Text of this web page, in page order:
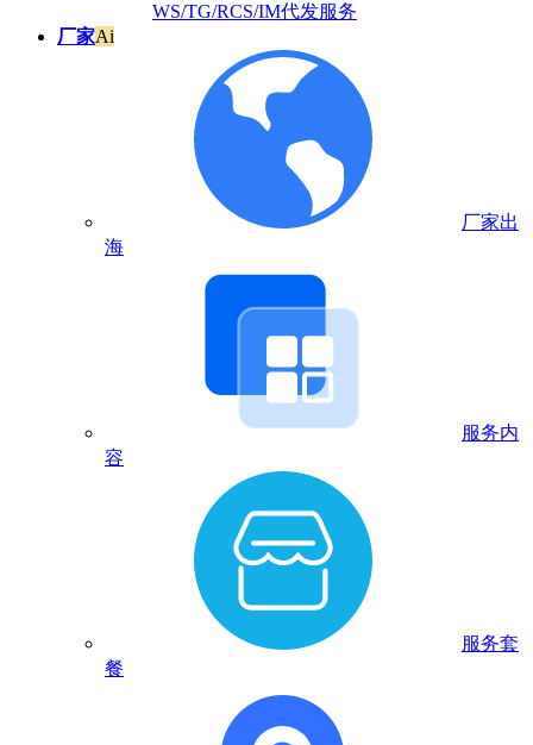
WS/TG/RCS/IM代发服务
厂家Ai
厂家出
海
服务内
容
服务套
餐